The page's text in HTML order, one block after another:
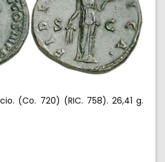
(Co. 720) (RIC. 758). 26,41 g.